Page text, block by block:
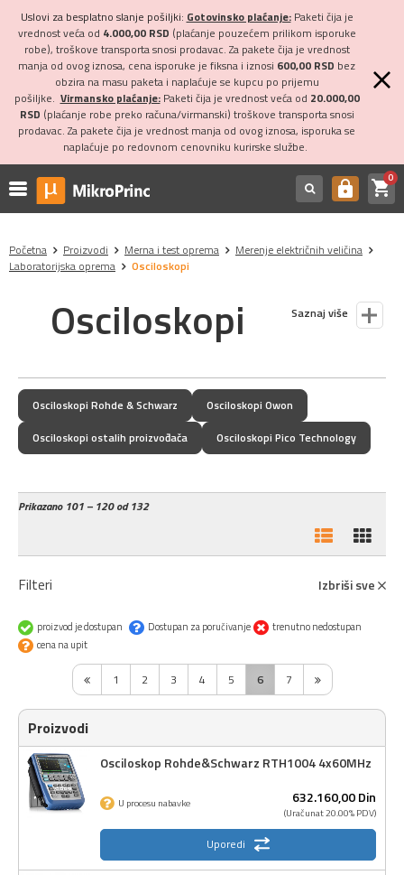
Uslovi za besplatno slanje pošiljki: Gotovinsko plaćanje:Paketi čija je
vrednost veća od 4.000,00 RSD (plaćanje pouzećem prilikom isporuke
robe), troškove transporta snosi prodavac. Za pakete čija je vrednost
manja od ovog iznosa, cena isporuke je fiksna i iznosi 600,00 RSD bez
obzira na masu paketa i naplaćuje se kupcu po prijemu
pošiljke. Virmansko plaćanje:Paketi čija je vrednost veća od 20.000,00
RSD (plaćanje robe preko računa/virmanski) troškove transporta snosi
prodavac. Za pakete čija je vrednost manja od ovog iznosa, isporuka se
naplaćuje po redovnom cenovniku kurirske službe.
https shopping_cart0
Početna Proizvodi Merna i test oprema
Merenje električnih veličina
Laboratorijska oprema
Osciloskopi
Osciloskopi Saznaj više
Osciloskopi Rohde & Schwarz
Osciloskopi Owon
Osciloskopi ostalih proizvođača
Osciloskopi Pico Technology
Prikazano101 – 120 od 132
Filteri Izbriši sve
proizvod je dostupan Dostupan za poručivanje
trenutno nedostupan
cena na upit
1 2 3 4 5 6 7
Proizvodi
Osciloskop Rohde&Schwarz RTH1004 4x60MHz
632.160,00Din
(Uračunat 20.00% PDV)
U procesu nabavke
Uporedi